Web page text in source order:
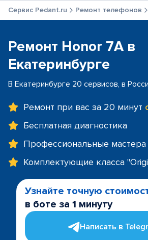
Сервис Pedant.ru Ремонт телефонов
Ремонт Honor 7A в
Екатеринбурге
В Екатеринбурге 20 сервисов, в
Ремонт при вас за 20 минут
Бесплатная диагностика
Профессиональные мастера
Комплектующие класса
Узнайте точную
в боте за 1 минуту
Написать в